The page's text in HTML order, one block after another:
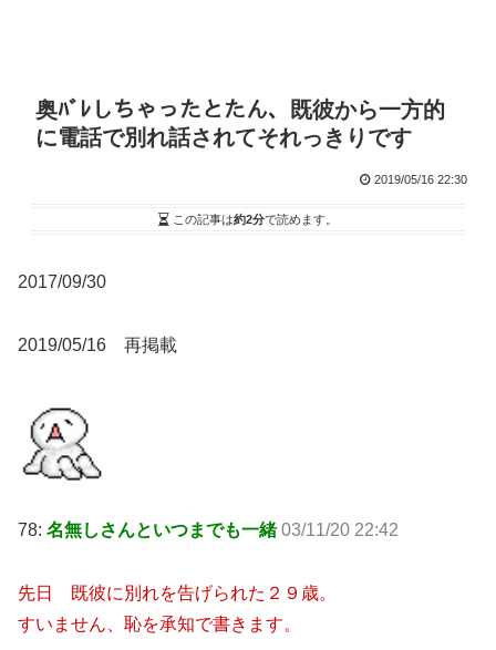
奥ﾊﾞﾚしちゃったとたん、既彼から一方的
に電話で別れ話されてそれっきりです
2019/05/16 22:30
この記事は約2分で読めます。
2017/09/30
2019/05/16 再掲載
78: 名無しさんといつまでも一緒03/11/20 22:42
先日 既彼に別れを告げられた２９歳。
すいません、恥を承知で書きます。